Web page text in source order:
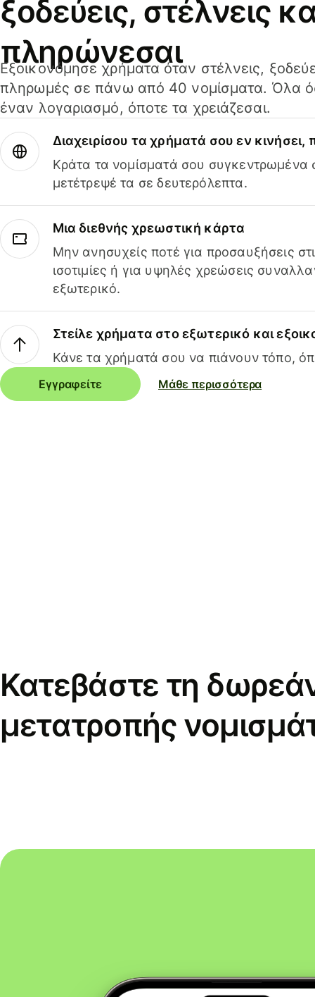
ξοδεύεις, στέλνεις
πληρώνεσαι
Εξοικονόμησε χρήματα όταν στέλνεις,
πληρωμές σε πάνω από 40 νομίσματα. Όλα
έναν λογαριασμό, όποτε τα χρειάζεσαι.
Διαχειρίσου τα χρήματά σου εν
Κράτα τα νομίσματά σου συγκεντρωμένα
μετέτρεψέ τα σε δευτερόλεπτα.
Μια διεθνής χρεωστική κάρτα
Μην ανησυχείς ποτέ για προσαυξήσεις
ισοτιμίες ή για υψηλές χρεώσεις
εξωτερικό.
Στείλε χρήματα στο εξωτερικό και
Κάνε τα χρήματά σου να πιάνουν τόπο,
Εγγραφείτε Μάθε περισσότερα
Κατεβάστε τη
μετατροπής